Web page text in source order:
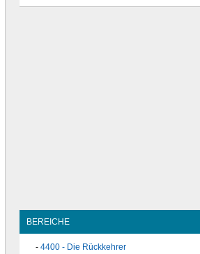
BEREICHE
4400 - Die Rückkehrer